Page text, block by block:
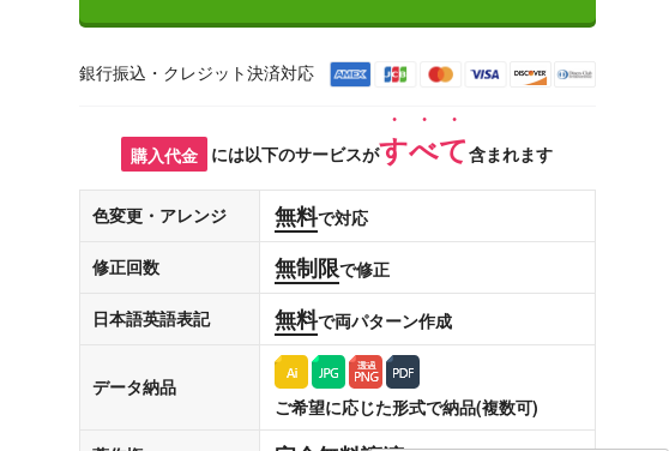
銀行振込・クレジット決済対応
購入代金 には以下のサービスがすべて含まれます
色変更・アレンジ 無料で対応
修正回数 無制限で修正
日本語英語表記 無料で両パターン作成
データ納品
ご希望に応じた形式で納品(複数可)